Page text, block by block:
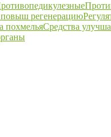
регенерацию
похмельяСредства